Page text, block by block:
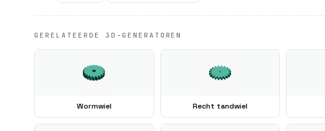
GERELATEERDE 3D-GENERATOREN
Wormwiel Recht tandwiel